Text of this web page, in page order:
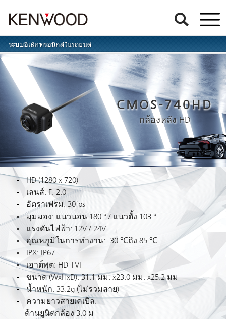
CMOS-740HD
กล้องหลัง HD
HD (1280 x 720)
เลนส์: F: 2.0
อัตราเฟรม: 30fps
มุมมอง: แนวนอน 180 ° / แนวตั้ง 103 °
แรงดันไฟฟ้า: 12V / 24V
อุณหภูมิในการทำงาน: -30 ℃ถึง 85 ℃
IPX: IP67
เอาต์พุต: HD-TVI
ขนาด (WxHxD): 31.1 มม. x23.0 มม. x25.2 มม
น้ำหนัก: 33.2g (ไม่รวมสาย)
ความยาวสายเคเบิล:
ด้านยูนิตกล้อง 3.0 ม